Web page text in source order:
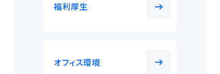
福利厚生
オフィス環境